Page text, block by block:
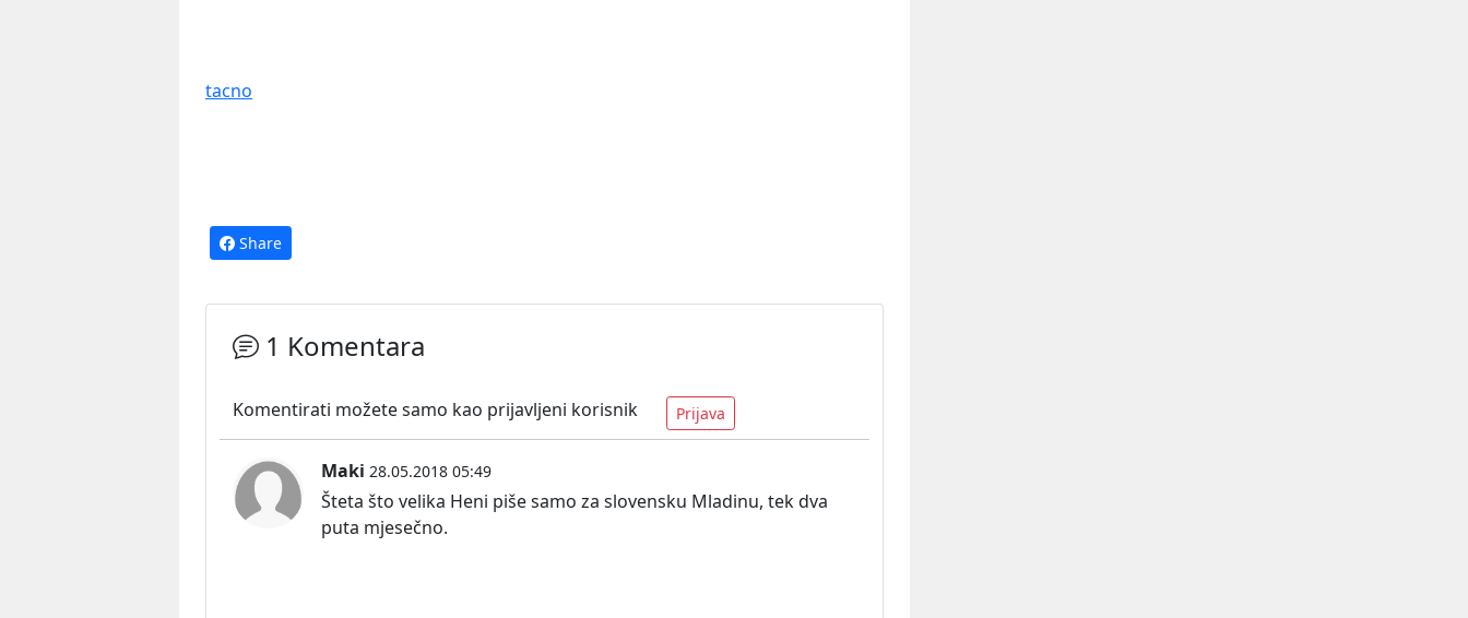
tacno
Share
1 Komentara
Komentirati možete samo kao prijavljeni korisnik Prijava
Maki 28.05.2018 05:49
Šteta što velika Heni piše samo za slovensku Mladinu, tek dva
puta mjesečno.